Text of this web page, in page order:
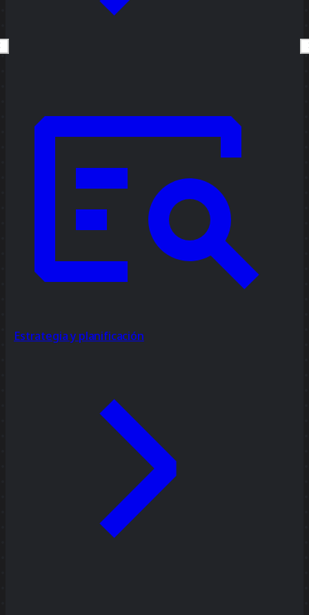
Estrategia y planificación